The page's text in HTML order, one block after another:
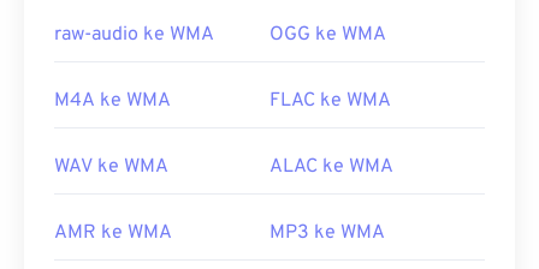
Tautan yang berguna:
codecs
raw-audio ke WMA OGG ke WMA
M4A ke WMA FLAC ke WMA
WAV ke WMA ALAC ke WMA
AMR ke WMA MP3 ke WMA